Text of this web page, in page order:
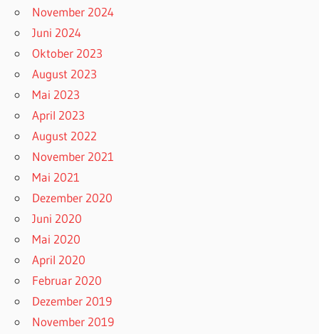
November 2024
Juni 2024
Oktober 2023
August 2023
Mai 2023
April 2023
August 2022
November 2021
Mai 2021
Dezember 2020
Juni 2020
Mai 2020
April 2020
Februar 2020
Dezember 2019
November 2019